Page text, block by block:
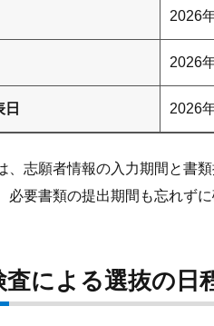
2026
2026
日 2026
、志願者情報の入力期間と書
必要書類の提出期間も忘れずに
査による選抜の日